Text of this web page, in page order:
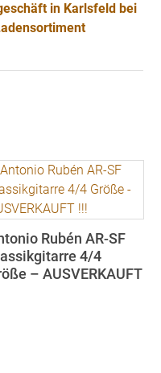
in Karlsfeld bei
Rubén AR-SF
4/4
– AUSVERKAUFT